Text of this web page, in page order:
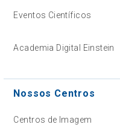
Eventos Científicos
Academia Digital Einstein
Nossos Centros
Centros de Imagem